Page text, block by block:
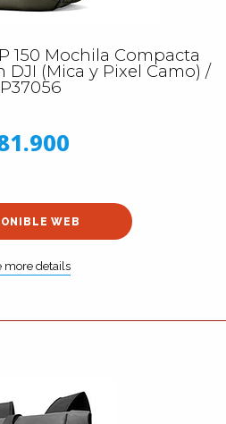
150 Mochila Compacta
DJI (Mica y Pixel Camo) /
WEB
more details